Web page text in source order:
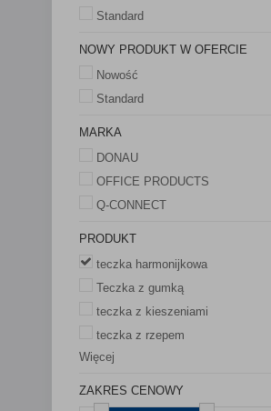
Standard
NOWY PRODUKT W OFERCIE
Nowość
Standard
MARKA
DONAU
OFFICE PRODUCTS
Q-CONNECT
PRODUKT
teczka harmonijkowa
Teczka z gumką
teczka z kieszeniami
teczka z rzepem
Więcej
ZAKRES CENOWY